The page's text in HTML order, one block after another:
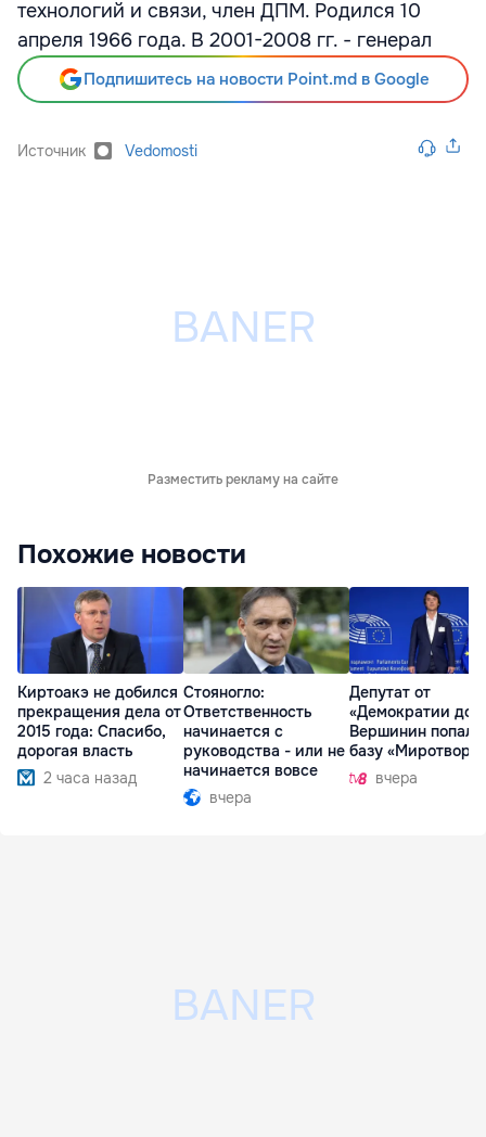
технологий и связи, член ДПМ. Родился 10
апреля 1966 года. В 2001-2008 гг. - генерал
Подпишитесь на новости Point.md в Google
Источник Vedomosti
Разместить рекламу на сайте
Похожие новости
Киртоакэ не добился
прекращения дела от
2015 года: Спасибо,
дорогая власть
2 часа назад
Стояногло:
Ответственность
начинается с
руководства - или не
начинается вовсе
вчера
Депутат от
«Демократии
Вершинин попал в
базу
вчера